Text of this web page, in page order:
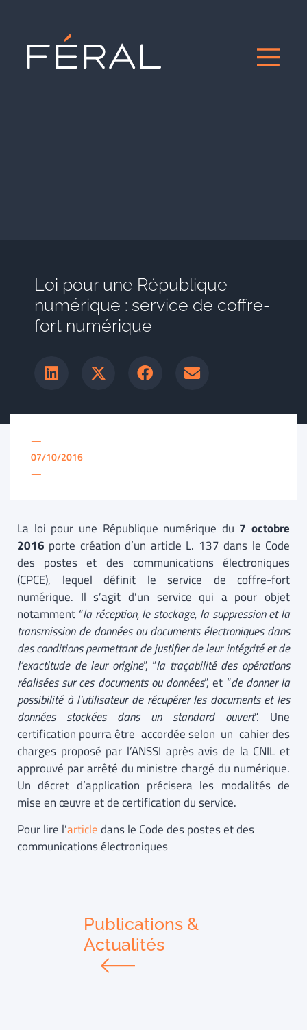
Loi pour une République
numérique : service de coffre-
fort numérique
—
07/10/2016
—
La loi pour une République numérique du 7 octobre
2016 porte création d’un article L. 137 dans le Code
des postes et des communications électroniques
(CPCE), lequel définit le service de coffre-fort
numérique. Il s’agit d’un service qui a pour objet
notamment “la réception, le stockage, la suppression et la
transmission de données ou documents électroniques dans
des conditions permettant de justifier de leur intégrité et de
l’exactitude de leur origine”, “la traçabilité des opérations
réalisées sur ces documents ou données”, et “de donner la
possibilité à l’utilisateur de récupérer les documents et les
données stockées dans un standard ouvert”. Une
certification pourra être accordée selon un cahier des
charges proposé par l’ANSSI après avis de la CNIL et
approuvé par arrêté du ministre chargé du numérique.
Un décret d’application précisera les modalités de
mise en œuvre et de certification du service.
Pour lire l’articledans le Code des postes et des
communications électroniques
Publications &
Actualités